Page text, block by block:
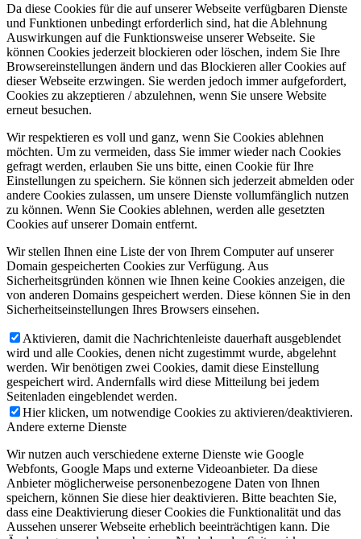
Da diese Cookies für die auf unserer Webseite verfügbaren Dienste
und Funktionen unbedingt erforderlich sind, hat die Ablehnung
Auswirkungen auf die Funktionsweise unserer Webseite. Sie
können Cookies jederzeit blockieren oder löschen, indem Sie Ihre
Browsereinstellungen ändern und das Blockieren aller Cookies auf
dieser Webseite erzwingen. Sie werden jedoch immer aufgefordert,
Cookies zu akzeptieren / abzulehnen, wenn Sie unsere Website
erneut besuchen.
Wir respektieren es voll und ganz, wenn Sie Cookies ablehnen
möchten. Um zu vermeiden, dass Sie immer wieder nach Cookies
gefragt werden, erlauben Sie uns bitte, einen Cookie für Ihre
Einstellungen zu speichern. Sie können sich jederzeit abmelden oder
andere Cookies zulassen, um unsere Dienste vollumfänglich nutzen
zu können. Wenn Sie Cookies ablehnen, werden alle gesetzten
Cookies auf unserer Domain entfernt.
Wir stellen Ihnen eine Liste der von Ihrem Computer auf unserer
Domain gespeicherten Cookies zur Verfügung. Aus
Sicherheitsgründen können wie Ihnen keine Cookies anzeigen, die
von anderen Domains gespeichert werden. Diese können Sie in den
Sicherheitseinstellungen Ihres Browsers einsehen.
Aktivieren, damit die Nachrichtenleiste dauerhaft ausgeblendet
wird und alle Cookies, denen nicht zugestimmt wurde, abgelehnt
werden. Wir benötigen zwei Cookies, damit diese Einstellung
gespeichert wird. Andernfalls wird diese Mitteilung bei jedem
Seitenladen eingeblendet werden.
Hier klicken, um notwendige Cookies zu aktivieren/deaktivieren.
Andere externe Dienste
Wir nutzen auch verschiedene externe Dienste wie Google
Webfonts, Google Maps und externe Videoanbieter. Da diese
Anbieter möglicherweise personenbezogene Daten von Ihnen
speichern, können Sie diese hier deaktivieren. Bitte beachten Sie,
dass eine Deaktivierung dieser Cookies die Funktionalität und das
Aussehen unserer Webseite erheblich beeinträchtigen kann. Die